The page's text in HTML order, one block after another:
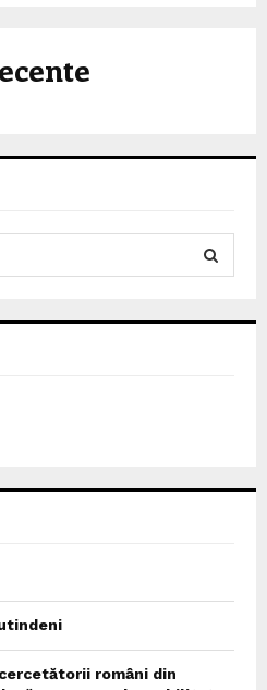
români din